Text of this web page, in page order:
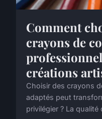
Comment
crayons de
créations
Choisir des crayons
adaptés peut
privilégier ? La